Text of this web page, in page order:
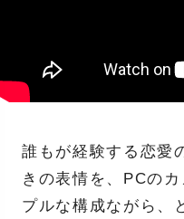
誰もが経験する恋愛
きの表情を、PCの
プルな構成ながら、